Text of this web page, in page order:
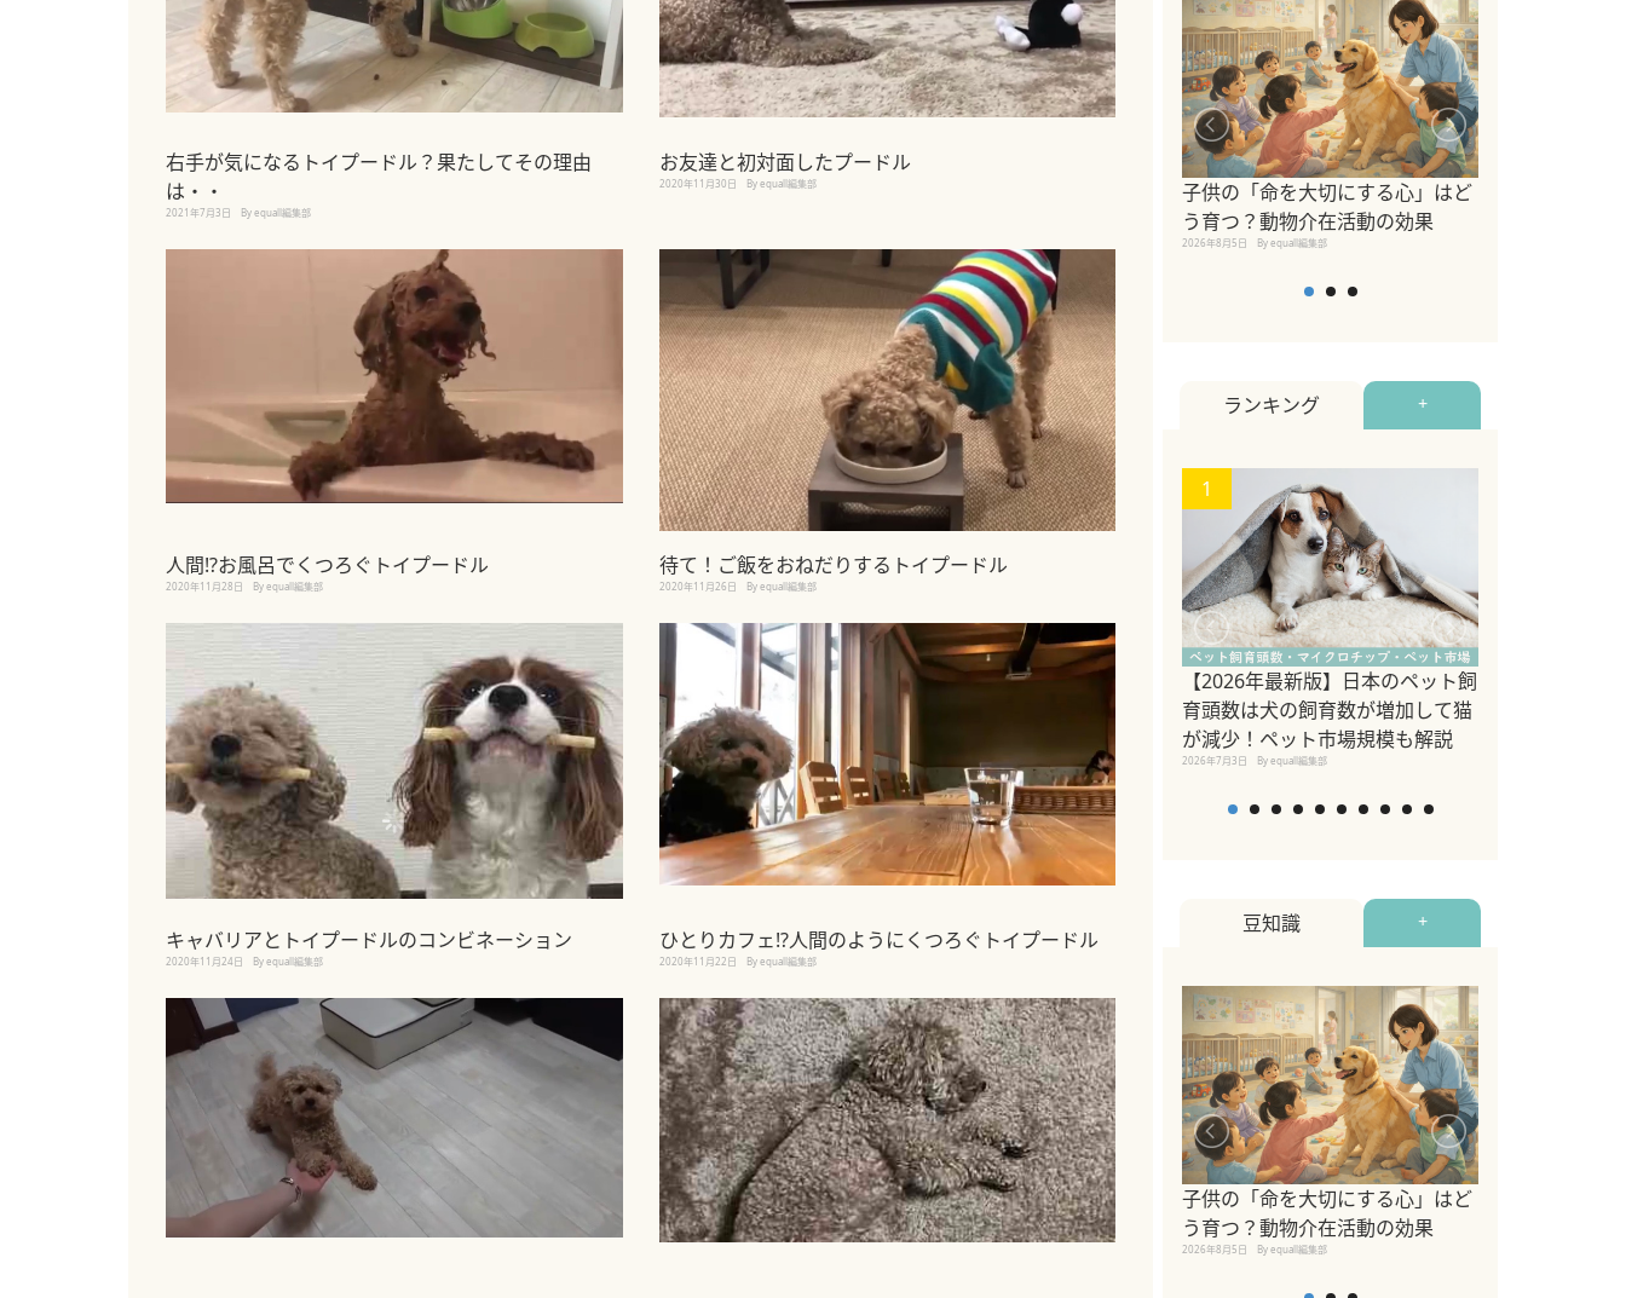
右手が気になるトイプードル？果たしてその理由
は・・
2021年7月3日 By equall編集部
お友達と初対面したプードル
2020年11月30日 By equall編集部
人間!?お風呂でくつろぐトイプードル
2020年11月28日 By equall編集部
待て！ご飯をおねだりするトイプードル
2020年11月26日 By equall編集部
キャバリアとトイプードルのコンビネーション
2020年11月24日 By equall編集部
ひとりカフェ!?人間のようにくつろぐトイプードル
2020年11月22日 By equall編集部
子供の「命を大切にする心」はど
う育つ？動物介在活動の効果
2026年8月5日 By equall編集部
ランキング +
1
【2026年最新版】日本のペット飼
育頭数は犬の飼育数が増加して猫
が減少！ペット市場規模も解説
2026年7月3日 By equall編集部
豆知識 +
子供の「命を大切にする心」はど
う育つ？動物介在活動の効果
2026年8月5日 By equall編集部